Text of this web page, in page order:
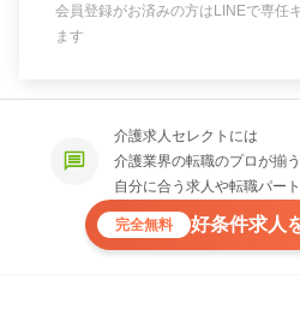
会員登録がお済みの方はLINEで専任
ます
介護求人セレクトには
介護業界の転職のプロが揃
自分に合う求人や転職パー
完全無料 好条件求人